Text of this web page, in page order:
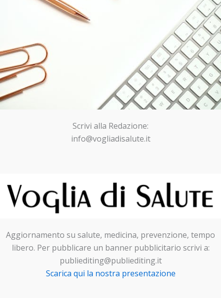
Scrivi alla Redazione:
info@vogliadisalute.it
Aggiornamento su salute, medicina, prevenzione, tempo
libero. Per pubblicare un banner pubblicitario scrivi a:
publiediting@publiediting.it
Scarica qui la nostra presentazione